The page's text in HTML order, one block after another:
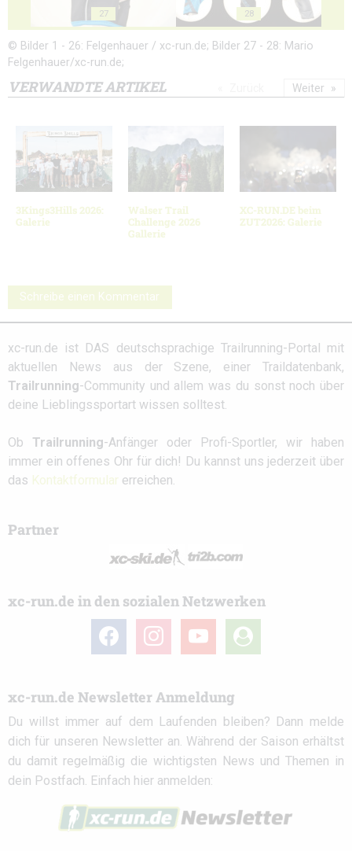
27 28
© Bilder 1 - 26: Felgenhauer / xc-run.de; Bilder 27 - 28: Mario
Felgenhauer/xc-run.de;
VERWANDTE ARTIKEL
3Kings3Hills 2026:
Galerie
Walser Trail
Challenge 2026
Gallerie
XC-RUN.DE beim
ZUT2026: Galerie
Weiter
Schreibe einen Kommentar
xc-run.de ist DAS deutschsprachige Trailrunning-Portal mit
aktuellen News aus der Szene, einer Traildatenbank,
Trailrunning-Community und allem was du sonst noch über
deine Lieblingssportart wissen solltest.
Ob Trailrunning-Anfänger oder Profi-Sportler, wir haben
immer ein offenes Ohr für dich! Du kannst uns jederzeit über
das Kontaktformular erreichen.
Partner
xc-run.de in den sozialen Netzwerken
facebook instagramyoutube
user-
circle
xc-run.de Newsletter Anmeldung
Du willst immer auf dem Laufenden bleiben? Dann melde
dich für unseren Newsletter an. Während der Saison erhältst
du damit regelmäßig die wichtigsten News und Themen in
dein Postfach. Einfach hier anmelden: